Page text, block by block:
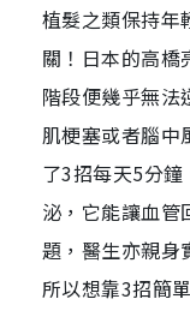
植髮之類保持年
關！日本的高橋
階段便幾乎無法
肌梗塞或者腦中
了3招每天5分
泌，它能讓血管
題，醫生亦親身
所以想靠3招簡